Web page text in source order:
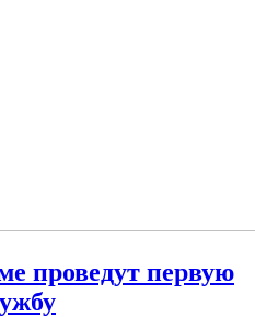
проведут первую